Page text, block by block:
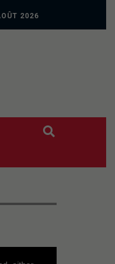
2026